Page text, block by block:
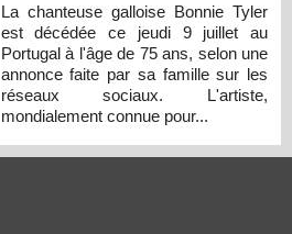
La chanteuse galloise Bonnie Tyler
est décédée ce jeudi 9 juillet au
Portugal à l'âge de 75 ans, selon une
annonce faite par sa famille sur les
réseaux sociaux. L'artiste,
mondialement connue pour...